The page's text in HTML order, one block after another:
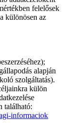
felelősek
különösen az
alapján
szolgáltatás).
külön
található:
informaciok